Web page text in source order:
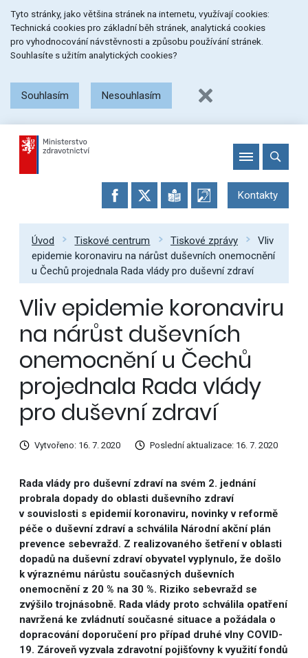
na
menu
na
obsah
na
patičku
stránky
Tyto stránky, jako většina stránek na internetu, využívají cookies:
Technická cookies pro základní běh stránek, analytická cookies
pro vyhodnocování návstěvnosti a způsobu používání stránek.
Souhlasíte s užitím analytických cookies?
Souhlasím Nesouhlasím
Kontakty
Úvod Tiskové centrum Tiskové zprávy
Vliv
epidemie koronaviru na nárůst duševních onemocnění
u Čechů projednala Rada vlády pro duševní zdraví
Vliv epidemie koronaviru
na nárůst duševních
onemocnění u Čechů
projednala Rada vlády
pro duševní zdraví
Vytvořeno: 16. 7. 2020 Poslední aktualizace: 16. 7. 2020
Rada vlády pro duševní zdraví na svém 2. jednání
probrala dopady do oblasti duševního zdraví
v souvislosti s epidemií koronaviru, novinky v reformě
péče o duševní zdraví a schválila Národní akční plán
prevence sebevražd. Z realizovaného šetření v oblasti
dopadů na duševní zdraví obyvatel vyplynulo, že došlo
k výraznému nárůstu současných duševních
onemocnění z 20 % na 30 %. Riziko sebevražd se
zvýšilo trojnásobně. Rada vlády proto schválila opatření
navržená ke zvládnutí současné situace a požádala o
dopracování doporučení pro případ druhé vlny COVID-
19. Zároveň vyzvala zdravotní pojišťovny k využití fondů